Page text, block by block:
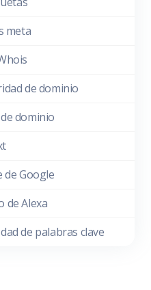
meta
de dominio
dominio
de Google
de Alexa
de palabras clave